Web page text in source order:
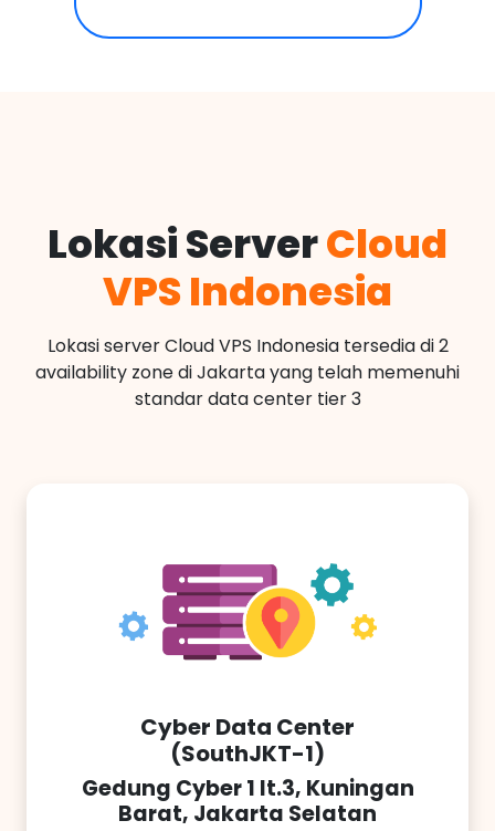
Lokasi ServerCloud
VPS Indonesia
Lokasi server Cloud VPS Indonesia tersedia di 2
availability zone di Jakarta yang telah memenuhi
standar data center tier 3
Cyber Data Center
(SouthJKT-1)
Gedung Cyber 1 lt.3, Kuningan
Barat, Jakarta Selatan